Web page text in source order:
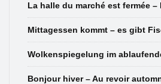
La halle du marché est fermée
Mittagessen kommt – es gibt
Wolkenspiegelung im
Bonjour hiver – Au revoir